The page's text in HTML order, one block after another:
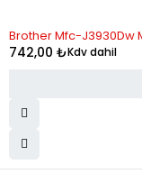
Brother Mfc-J3930Dw
742,00 ₺Kdv dahil